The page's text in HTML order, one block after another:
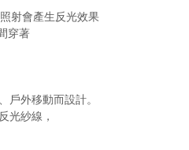
射會產生反光效果
穿著
戶外移動而設計。
光紗線，